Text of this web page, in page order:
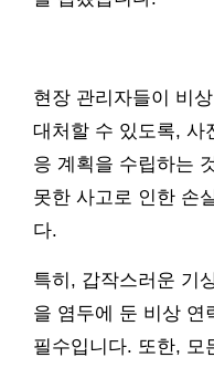
현장 관리자들이 비
대처할 수 있도록, 사
응 계획을 수립하는
못한 사고로 인한 손
다.
특히, 갑작스러운 기
을 염두에 둔 비상 연
필수입니다. 또한, 모